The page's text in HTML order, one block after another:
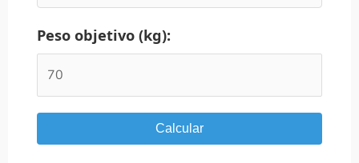
Peso objetivo (kg):
Calcular